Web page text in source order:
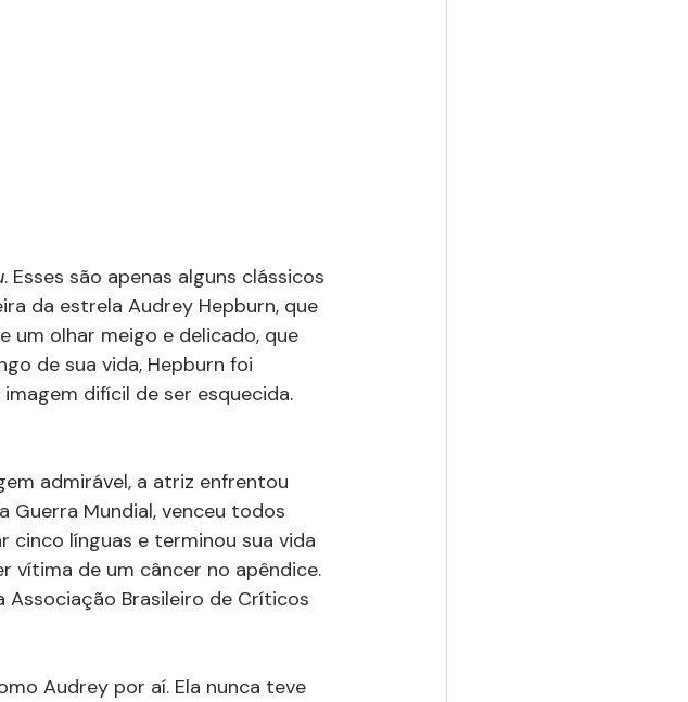
. Esses são apenas alguns clássicos
da estrela Audrey Hepburn, que
um olhar meigo e delicado, que
de sua vida, Hepburn foi
difícil de ser esquecida.
admirável, a atriz enfrentou
Guerra Mundial, venceu todos
cinco línguas e terminou sua vida
vítima de um câncer no apêndice.
Associação Brasileiro de Críticos
Audrey por aí. Ela nunca teve